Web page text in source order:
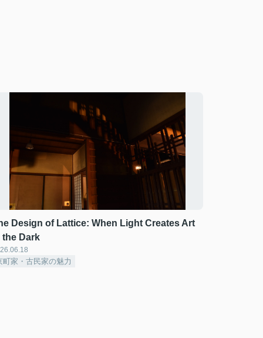
Design of Lattice: When Light Creates Art
the Dark
町家・古民家の魅力